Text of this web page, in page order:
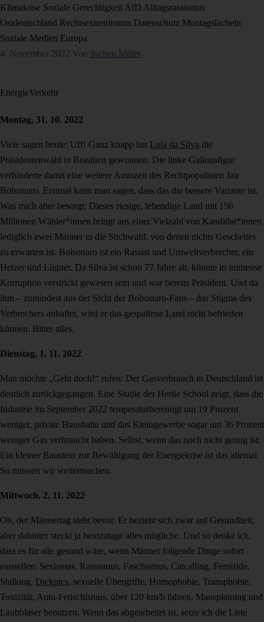
Klimakrise Soziale Gerechtigkeit AfD Alltagsrassismus
Ostdeutschland Rechtsextremismus Datenschutz Montagslächeln
Soziale Medien Europa
4. November 2022 Von Jochen Müter
EnergieVerkehr
Montag, 31. 10. 2022
Viele sagen heute: Uff! Ganz knapp hat Lula da Silva die
Präsidentenwahl in Brasilien gewonnen. Die linke Galionsfigur
verhinderte damit eine weitere Amtszeit des Rechtpopulisten Jair
Bolsonaro. Erstmal kann man sagen, dass das die bessere Variante ist.
Was mich aber besorgt: Dieses riesige, lebendige Land mit 156
Millionen Wähler*innen bringt aus einer Vielzahl von Kandidat*innen
lediglich zwei Männer in die Stichwahl, von denen nichts Gescheites
zu erwarten ist. Bolsonaro ist ein Rassist und Umweltverbrecher, ein
Hetzer und Lügner. Da Silva ist schon 77 Jahre alt, könnte in immense
Korruption verstrickt gewesen sein und war bereits Präsident. Und da
ihm – zumindest aus der Sicht der Bolsonaro-Fans – das Stigma des
Verbrechers anhaftet, wird er das gespaltene Land nicht befrieden
können. Bitter alles.
Dienstag, 1. 11. 2022
Man möchte „Geht doch!“ rufen: Der Gasverbrauch in Deutschland ist
deutlich zurückgegangen. Eine Studie der Hertie School zeigt, dass die
Industrie im September 2022 temperaturbereinigt um 19 Prozent
weniger, private Haushalte und das Kleingewerbe sogar um 36 Prozent
weniger Gas verbraucht haben. Selbst, wenn das noch nicht genug ist:
Ein kleiner Baustein zur Bewältigung der Energiekrise ist das allemal.
So müssen wir weitermachen.
Mittwoch, 2. 11. 2022
Oh, der Männertag steht bevor. Er bezieht sich zwar auf Gesundheit,
aber dahinter steckt ja heutzutage alles mögliche. Und so denke ich,
dass es für alle gesund wäre, wenn Männer folgende Dinge sofort
einstellen: Sexismus, Rassismus, Faschismus, Catcalling, Femizide,
Stalking, Dickpics, sexuelle Übergriffe, Homophobie, Transphobie,
Toxizität, Auto-Fetischismus, über 120 km/h fahren, Mansplaining und
Laubbläser benutzen. Wenn das abgearbeitet ist, setze ich die Liste